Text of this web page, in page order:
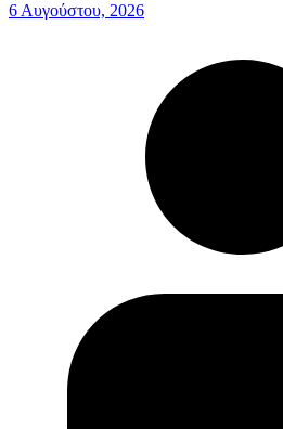
6 Αυγούστου, 2026